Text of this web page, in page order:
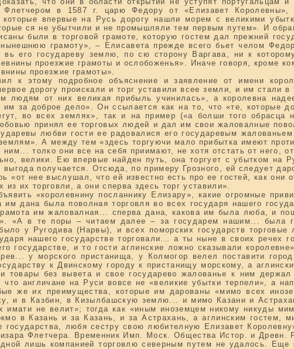
в 1587 г. царю Федору от «Елизавет Королевны»,
которые впервые на Русь дорогу нашли морем с великими
ся не убытчили и не промышляли тем первым путем». И
были в торговой грамоте, которую гостем дал прежний
грамоту», – Елисавета прежде всего бьет челом
вь его государеву землю, по сю сторону Варгава, ни к
проезжие грамоты и ослобоженья». Иначе говоря, кроме
проезжие грамоты».
к этому подробное объяснение и заявление от имени
дорогу проискали и торг уставили всее земли, и им стали
людям от них великая прибыль учинилась», а королевна
за доброе дело». Он ссылается как на то, что «те, которые
во всех землях», так и на пример («а болши того обрасца
принял ее торговых людей и дал им свои жаловалные
любви гости ее радовалися его государевым
А между тем «здесь торгуючи мало прибытка имеют
ним... толко они все на себя приимают, не хотя отстать от него,
велики. Ею впервые найден путь, она торгует с убытком
получается. Отсюда, по примеру Грозного, ей следует
«от нее выслушал, что ей известно есть про ее гостей, как
из их торговли, а они сперва здесь торг уставили».
«королевнину посланнику Елизару», какие огромные
им дана была поволная торговля во всех государя нашего
им жаловалная... сперва дана, какова им была люба, и
«А в те поры – читаем далее – за государем нашим... была
у Ругодива (Нарвы), и всех поморских государств
нашего государстве торговали... а ты ныне в своих речех
государстве, и то гости аглинские ложно сказывали
у морского пристанища, у Колмогор велел поставити
к Двинскому городу к пристанищу морскому, а
товары без вывета и свое государево жалованье к ним
англичане на Руси вовсе не «великие убытки терпели», а
же их преимущества, которые им дарованы «мимо всех
и в Казбин, в Кизылбашскую землю... и мимо Казани и
имати не велит»; тогда как «иным иноземцем никому никуды
в Казань и за Казань, и за Астрахань, а аглинским гостем,
государства, любя сестру свою любителную Елизавет
Флетчера. Временник Имп. Моск. Общества Истор. и
лишь компанией торговлю северным путем не удалось.